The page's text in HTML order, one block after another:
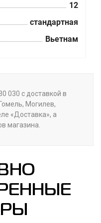
12
стандартная
Вьетнам
030 с доставкой в
Могилев,
«Доставка», а
магазина.